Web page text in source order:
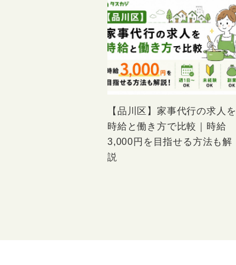
【品川区】家事代行の求人を
時給と働き方で比較｜時給
3,000円を目指せる方法も解
説